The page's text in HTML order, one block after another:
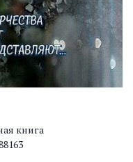
книга